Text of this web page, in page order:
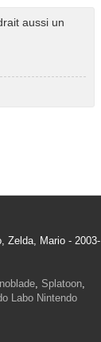
aussi un
Zelda, Mario - 2003-
, Splatoon,
Labo Nintendo